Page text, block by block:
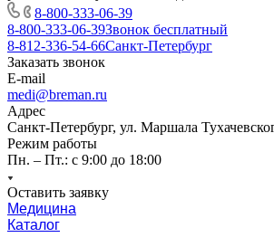
8-800-333-06-39
8-800-333-06-39Звонок бесплатный
8-812-336-54-66Санкт-Петербург
Заказать звонок
E-mail
medi@breman.ru
Адрес
Санкт-Петербург, ул. Маршала
Режим работы
Пн. – Пт.: с 9:00 до 18:00
Оставить заявку
Медицина
Каталог